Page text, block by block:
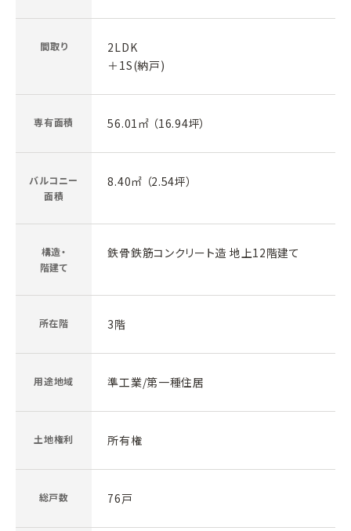
間取り
2LDK
＋1S(納戸)
専有面積 56.01㎡ （16.94坪）
バルコニー
面積
8.40㎡ （2.54坪）
構造・
階建て
鉄骨鉄筋コンクリート造 地上12階建て
所在階 3階
用途地域 準工業/第一種住居
土地権利 所有権
総戸数 76戸